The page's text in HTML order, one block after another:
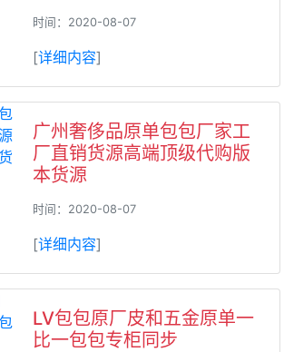
时间：2020-08-07
[详细内容]
广州奢侈品原单包包厂家工
厂直销货源高端顶级代购版
本货源
时间：2020-08-07
[详细内容]
LV包包原厂皮和五金原单一
比一包包专柜同步